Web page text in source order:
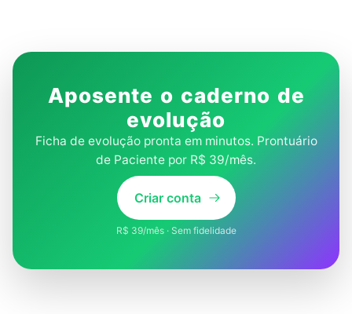
Aposente o caderno de
evolução
Ficha de evolução pronta em minutos. Prontuário
de Paciente por R$ 39/mês.
Criar conta
R$ 39/mês · Sem fidelidade